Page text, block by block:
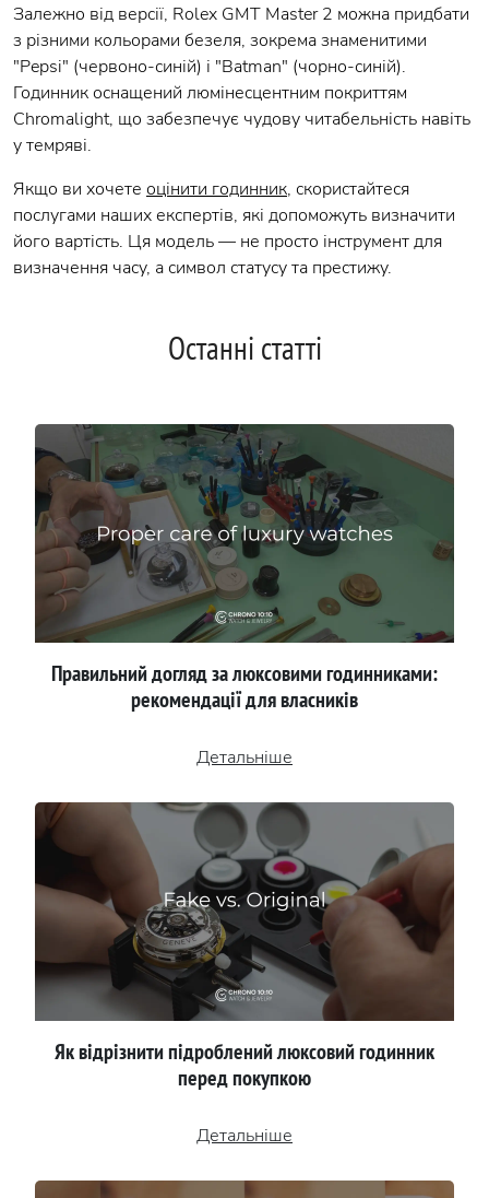
Залежно від версії, Rolex GMT Master 2 можна придбати
з різними кольорами безеля, зокрема знаменитими
"Pepsi" (червоно-синій) і "Batman" (чорно-синій).
Годинник оснащений люмінесцентним покриттям
Chromalight, що забезпечує чудову читабельність навіть
у темряві.
Якщо ви хочете оцінити годинник, скористайтеся
послугами наших експертів, які допоможуть визначити
його вартість. Ця модель — не просто інструмент для
визначення часу, а символ статусу та престижу.
Останні статті
Правильний догляд за люксовими годинниками:
рекомендації для власників
Детальніше
Як відрізнити підроблений люксовий годинник
перед покупкою
Детальніше